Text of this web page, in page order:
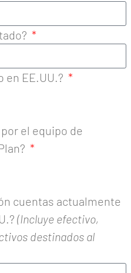
en EE.UU.?
el equipo de
cuentas actualmente
(Incluye efectivo,
destinados al